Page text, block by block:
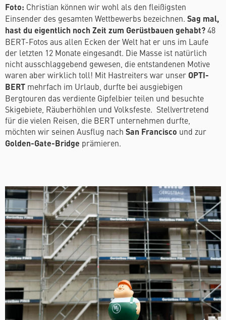
Foto: Christian können wir wohl als den fleißigsten
Einsender des gesamten Wettbewerbs bezeichnen. Sag mal,
hast du eigentlich noch Zeit zum Gerüstbauen gehabt?48
BERT-Fotos aus allen Ecken der Welt hat er uns im Laufe
der letzten 12 Monate eingesandt. Die Masse ist natürlich
nicht ausschlaggebend gewesen, die entstandenen Motive
waren aber wirklich toll! Mit Hastreiters war unser OPTI-
BERT mehrfach im Urlaub, durfte bei ausgiebigen
Bergtouren das verdiente Gipfelbier teilen und besuchte
Skigebiete, Räuberhöhlen und Volksfeste. Stellvertretend
für die vielen Reisen, die BERT unternehmen durfte,
möchten wir seinen Ausflug nach San Francisco und zur
Golden-Gate-Bridge prämieren.